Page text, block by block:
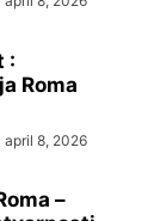
:
Roma
april 8, 2026
–